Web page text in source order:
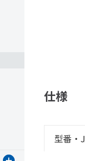
仕様
型番・